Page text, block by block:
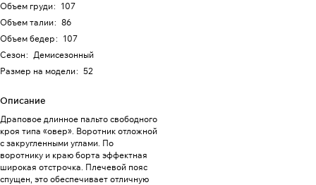
Объем груди: 107
Объем талии: 86
Объем бедер: 107
Сезон: Демисезонный
Размер на модели: 52
Описание
Драповое длинное пальто свободного
кроя типа «овер». Воротник отложной
с закругленными углами. По
воротнику и краю борта эффектная
широкая отстрочка. Плечевой пояс
спущен, это обеспечивает отличную